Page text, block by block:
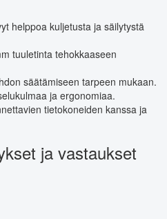
helppoa kuljetusta ja säilytystä
tuuletinta tehokkaaseen
säätämiseen tarpeen mukaan.
ja ergonomiaa.
tietokoneiden kanssa ja
ja vastaukset